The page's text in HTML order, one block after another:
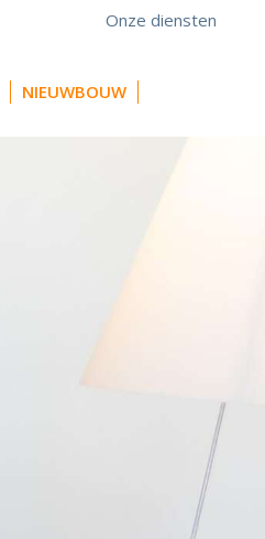
Onze diensten
NIEUWBOUW